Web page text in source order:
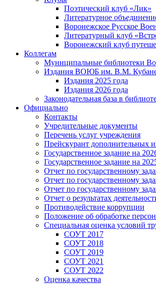
Поэтический клуб «Лик»
Литературное
Воронежское Русское
Литературный клуб
Воронежский клуб
Коллегам
Муниципальные библиотеки
Издания ВОЮБ им. В.М.
Издания 2025 года
Издания 2026 года
Законодательная база в
Официально
Контакты
Учредительные документы
Перечень услуг учреждения
Прейскурант дополнительных
Государственное задание на
Государственное задание на
Отчет по государственному
Отчет по государственному
Отчет по государственному
Отчет о результатах
Противодействие коррупции
Положение об обработке
Специальная оценка условий
СОУТ 2017
СОУТ 2018
СОУТ 2019
СОУТ 2021
СОУТ 2022
Оценка качества